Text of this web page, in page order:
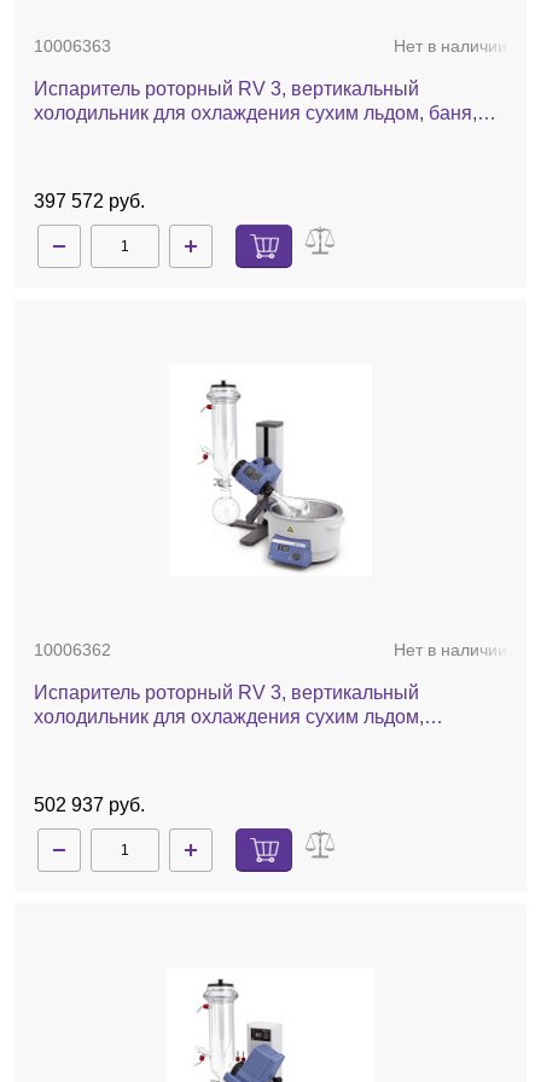
10006363 Нет в наличии
Испаритель роторный RV 3, вертикальный
холодильник для охлаждения сухим льдом, баня,
397 572 руб.
10006362 Нет в наличии
Испаритель роторный RV 3, вертикальный
холодильник для охлаждения сухим льдом,
502 937 руб.